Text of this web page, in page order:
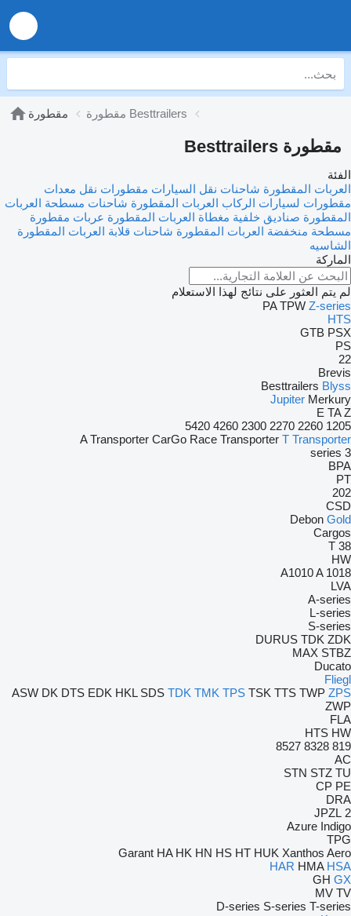
مقطورة مقطورة Besttrailers
مقطورة Besttrailers
الفئة
العربات المقطورة شاحنات نقل السيارات مقطورات نقل معدات
مقطورات لسيارات الركاب العربات المقطورة شاحنات مسطحة العربات
المقطورة صناديق خلفية مغطاة العربات المقطورة عربات مقطورة
مسطحة منخفضة العربات المقطورة شاحنات قلابة العربات المقطورة
الشاسيه
الماركة
لم يتم العثور على نتائج لهذا الاستعلام
PA TPW Z-series
HTS
GTB PSX
PS
22
Brevis
Besttrailers Blyss
Jupiter Merkury
E TA Z
1205
2260
2270
2300
4260
5420
A Transporter CarGo Race Transporter T Transporter
3 series
BPA
PT
202
CSD
Debon Gold
Cargos
T 38
HW
A1010A 1018
LVA
A-series
L-series
S-series
DURUS TDK ZDK
MAX STBZ
Ducato
Fliegl
ASW DK DTS EDK HKL SDS TDK TMK TPS TSK TTS TWP ZPS
ZWP
FLA
HTS HW
819
8328
8527
AC
STN STZ TU
CP PE
DRA
2 JPZL
Azure Indigo
TPG
Garant HA HK HN HS HT HUK Xanthos Aero
HAR HMA HSA
GH GX
MV TV
D-series S-series T-series